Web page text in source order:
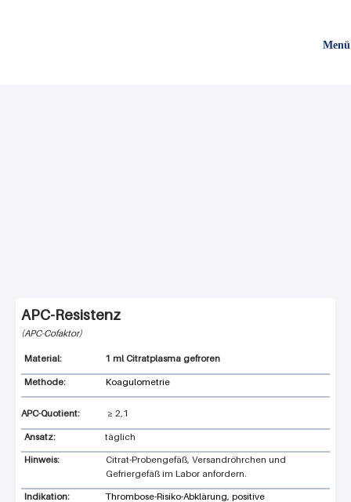
Menü
APC-Resistenz
APC-Cofaktor
1 ml Citratplasma gefroren
Methode: Koagulometrie
APC-Quotient: ≥ 2,1
Ansatz: täglich
Hinweis:
Citrat-Probengefäß, Versandröhrchen und
Gefriergefäß im Labor anfordern.
Indikation:
Thrombose-Risiko-Abklärung, positive